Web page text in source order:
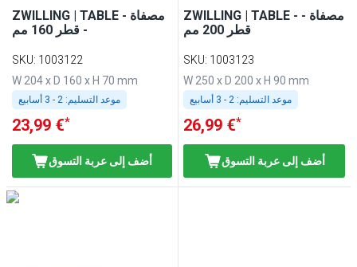
ZWILLING | TABLE - مصفاة
- قطر 160 مم
SKU: 1003122
W 204 x D 160 x H 70 mm
موعد التسليم: 2 - 3 أسابيع
23,99 €*
أضف إلى عربة التسوق
ZWILLING | TABLE - مصفاة -
قطر 200 مم
SKU: 1003123
W 250 x D 200 x H 90 mm
موعد التسليم:
26,99 €*
أضف إلى عربة التسوق